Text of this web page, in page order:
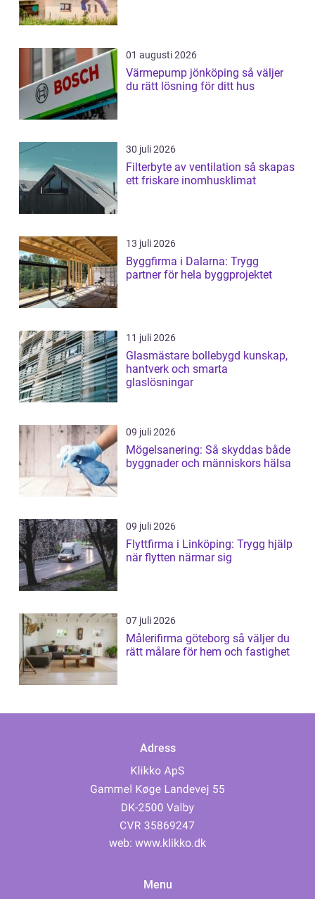
01 augusti 2026
Värmepump jönköping så väljer
du rätt lösning för ditt hus
30 juli 2026
Filterbyte av ventilation så skapas
ett friskare inomhusklimat
13 juli 2026
Byggfirma i Dalarna: Trygg
partner för hela byggprojektet
11 juli 2026
Glasmästare bollebygd kunskap,
hantverk och smarta
glaslösningar
09 juli 2026
Mögelsanering: Så skyddas både
byggnader och människors hälsa
09 juli 2026
Flyttfirma i Linköping: Trygg hjälp
när flytten närmar sig
07 juli 2026
Målerifirma göteborg så väljer du
rätt målare för hem och fastighet
Adress
web: www.klikko.dk
Menu